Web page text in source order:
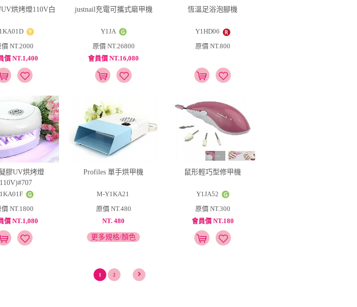
烘烤燈110V白
價 NT.2000
價 NT.1,400
justnail充電可攜式磨甲機
Y1JA
原價 NT.26800
會員價 NT.16,080
恆溫足浴泡腳機
Y1HD06
原價 NT.800
膠UV烘烤燈
價 NT.1800
價 NT.1,080
Profiles 單手烘甲機
M-Y1KA21
原價 NT.480
NT. 480
更多規格/顏色
鼠形輕巧型修甲機
Y1JA52
原價 NT.300
會員價 NT.180
1 2